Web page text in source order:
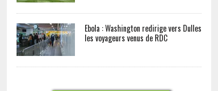
Ebola : Washington redirige vers Dulles
les voyageurs venus de RDC